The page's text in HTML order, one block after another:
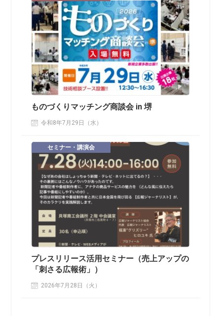
ものづくりマッチング商談会 in 堺
令和8年7月29日（水）
セミナー・講演会
プレスリリース活用セミナー（売上アップの
「刺さる広報術」）
2026年7月28日（火）